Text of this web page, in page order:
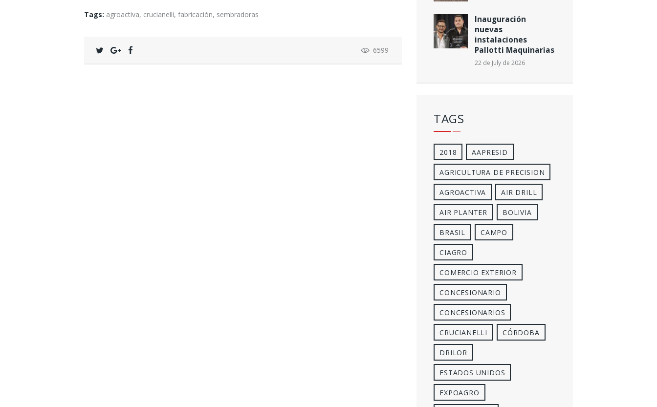
Tags: agroactiva, crucianelli, fabricación, sembradoras
6599
Inauguración
nuevas
instalaciones
Pallotti Maquinarias
22 de July de 2026
TAGS
2018 AAPRESID
AGRICULTURA DE PRECISION
AGROACTIVA AIR DRILL
AIR PLANTER BOLIVIA
BRASIL CAMPO
CIAGRO
COMERCIO EXTERIOR
CONCESIONARIO
CONCESIONARIOS
CRUCIANELLI CÓRDOBA
DRILOR
ESTADOS UNIDOS
EXPOAGRO